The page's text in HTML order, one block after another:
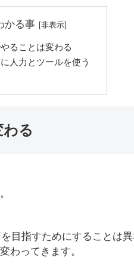
かる事
ることは変わる
人力とツールを使う
る
目指すためにすることは
わってきます。